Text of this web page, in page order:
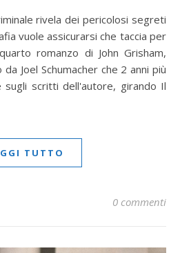
vuole assicurarsi che taccia per
romanzo di John Grisham,
Joel Schumacher che 2 anni più
scritti dell'autore, girando Il
TUTTO
0 commenti